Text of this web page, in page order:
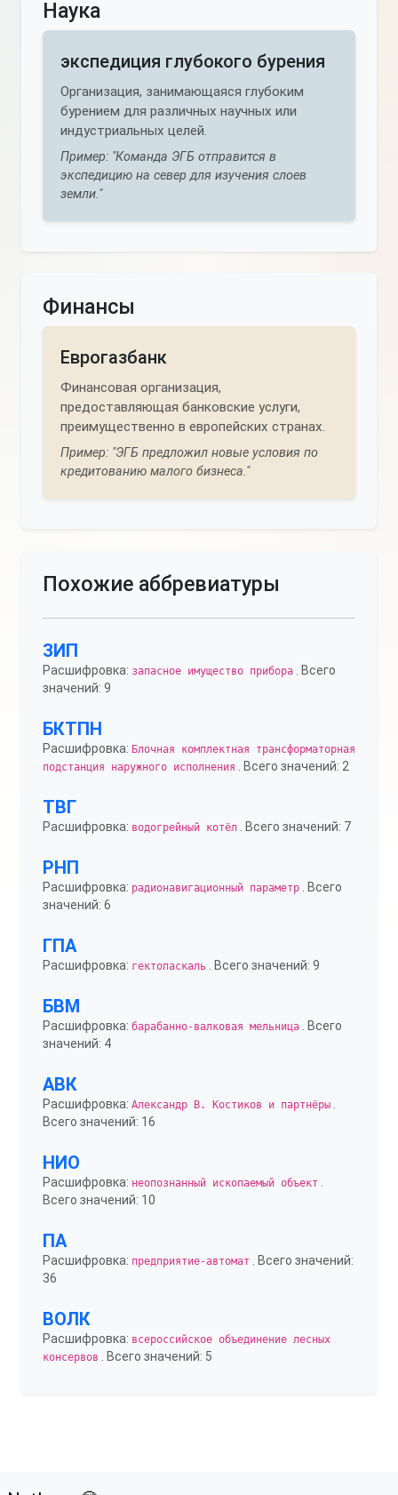
Наука
экспедиция глубокого бурения
Организация, занимающаяся глубоким
бурением для различных научных или
индустриальных целей.
Пример: "Команда ЭГБ отправится в
экспедицию на север для изучения слоев
земли."
Финансы
Еврогазбанк
Финансовая организация,
предоставляющая банковские услуги,
преимущественно в европейских странах.
Пример: "ЭГБ предложил новые условия по
кредитованию малого бизнеса."
Похожие аббревиатуры
ЗИП
Расшифровка: запасное имущество прибора . Всего
значений: 9
БКТПН
Расшифровка: Блочная комплектная трансформаторная
подстанция наружного исполнения
. Всего значений: 2
ТВГ
Расшифровка: водогрейный котёл . Всего значений: 7
РНП
Расшифровка: радионавигационный параметр . Всего
значений: 6
ГПА
Расшифровка: гектопаскаль . Всего значений: 9
БВМ
Расшифровка: барабанно-валковая мельница . Всего
значений: 4
АВК
Расшифровка: Александр В. Костиков и партнёры
Всего значений: 16
НИО
Расшифровка: неопознанный ископаемый объект
Всего значений: 10
ПА
Расшифровка: предприятие-автомат
. Всего значений:
36
ВОЛК
Расшифровка: всероссийское объединение лесных
консервов
. Всего значений: 5